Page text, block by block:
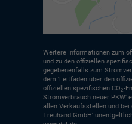
Weitere Informationen zum
und zu den offiziellen
gegebenenfalls zum
dem 'Leitfaden über den
offiziellen spezifischen CO2-
Stromverbrauch neuer PKW'
allen Verkaufsstellen und bei
Treuhand GmbH'